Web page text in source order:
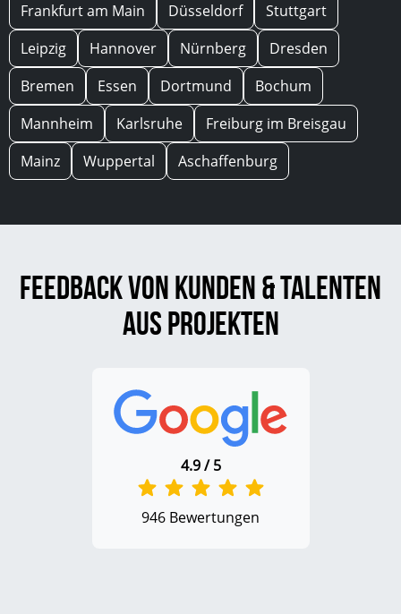
Frankfurt am Main
Düsseldorf
Stuttgart
Leipzig
Hannover Nürnberg
Dresden
Bremen
Essen Dortmund
Bochum
Mannheim
Karlsruhe
Freiburg im Breisgau
Mainz
Wuppertal Aschaffenburg
Feedback von Kunden & Talenten
aus Projekten
4.9 / 5
946 Bewertungen